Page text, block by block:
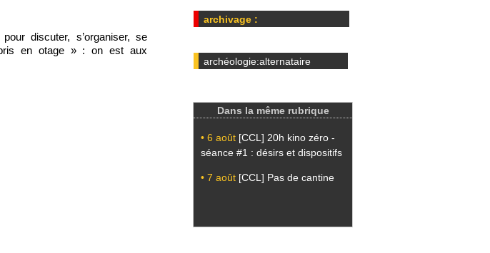
discuter, s’organiser, se
pris en otage » : on est aux
archivage :
archéologie:alternataire
Dans la même rubrique
• 6 août [CCL] 20h kino zéro -
séance #1 : désirs et dispositifs
• 7 août [CCL] Pas de cantine